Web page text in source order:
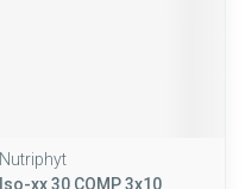
Nutriphyt
Iso-xx 30 COMP 3x10